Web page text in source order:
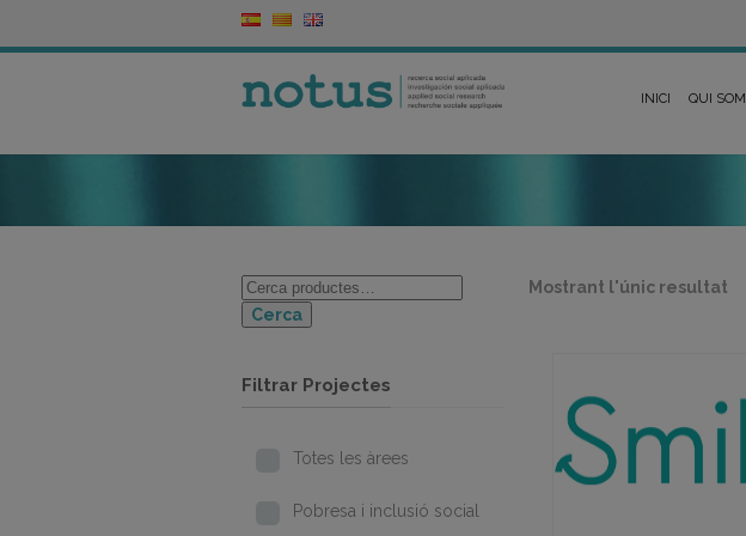
INICI QUI SOM
Mostrant l'únic resultat
Cerca
Filtrar Projectes
Totes les àrees
Pobresa i inclusió social